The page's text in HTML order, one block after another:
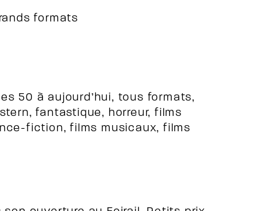
formats
50 à aujourd’hui, tous formats,
fantastique, horreur, films
fiction, films musicaux, films